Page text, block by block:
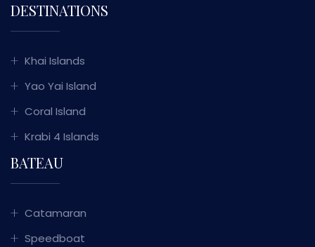
DESTINATIONS
Khai Islands
Yao Yai Island
Coral Island
Krabi 4 Islands
BATEAU
Catamaran
Speedboat